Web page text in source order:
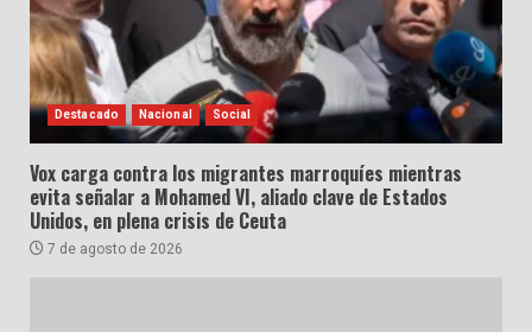
Destacado Nacional Social
Vox carga contra los migrantes marroquíes mientras
evita señalar a Mohamed VI, aliado clave de Estados
Unidos, en plena crisis de Ceuta
7 de agosto de 2026